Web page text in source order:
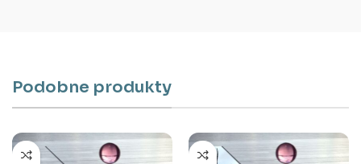
Podobne produkty